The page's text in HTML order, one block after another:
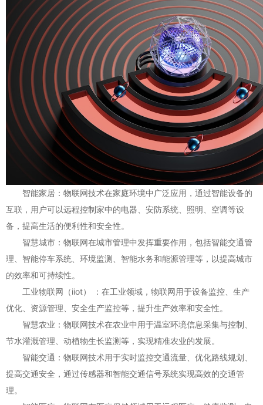
智能家居：物联网技术在家庭环境中广泛应用，通过智能设备的
互联，用户可以远程控制家中的电器、安防系统、照明、空调等设
备，提高生活的便利性和安全性。
智慧城市：物联网在城市管理中发挥重要作用，包括智能交通管
理、智能停车系统、环境监测、智能水务和能源管理等，以提高城市
的效率和可持续性。
工业物联网（iiot） ：在工业领域，物联网用于设备监控、生产
优化、资源管理、安全生产监控等，提升生产效率和安全性。
智慧农业：物联网技术在农业中用于温室环境信息采集与控制、
节水灌溉管理、动植物生长监测等，实现精准农业的发展。
智能交通：物联网技术用于实时监控交通流量、优化路线规划、
提高交通安全，通过传感器和智能交通信号系统实现高效的交通管
理。